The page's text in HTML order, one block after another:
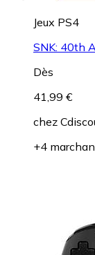
Jeux PS4
SNK: 40th
Dès
41,99 €
chez
+4